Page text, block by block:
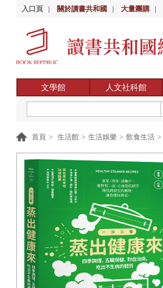
入口頁 關於讀書共和國 大量團購
文學館 人文社科館
首頁 > 生活館 > 生活娛樂 > 飲食生活 >